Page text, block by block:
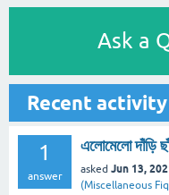
Ask a
Recent
1
answer
এলোমেলো দাঁড়ি
asked Jun 13,
(Miscellaneous